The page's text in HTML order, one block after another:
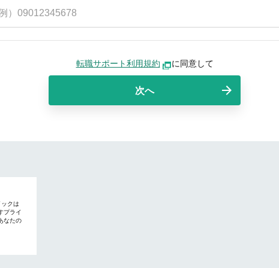
転職サポート利用規約 に同意して
次へ
クは
プライ
なたの